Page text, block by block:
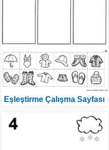
Eşleştirme Çalışma Sayfası